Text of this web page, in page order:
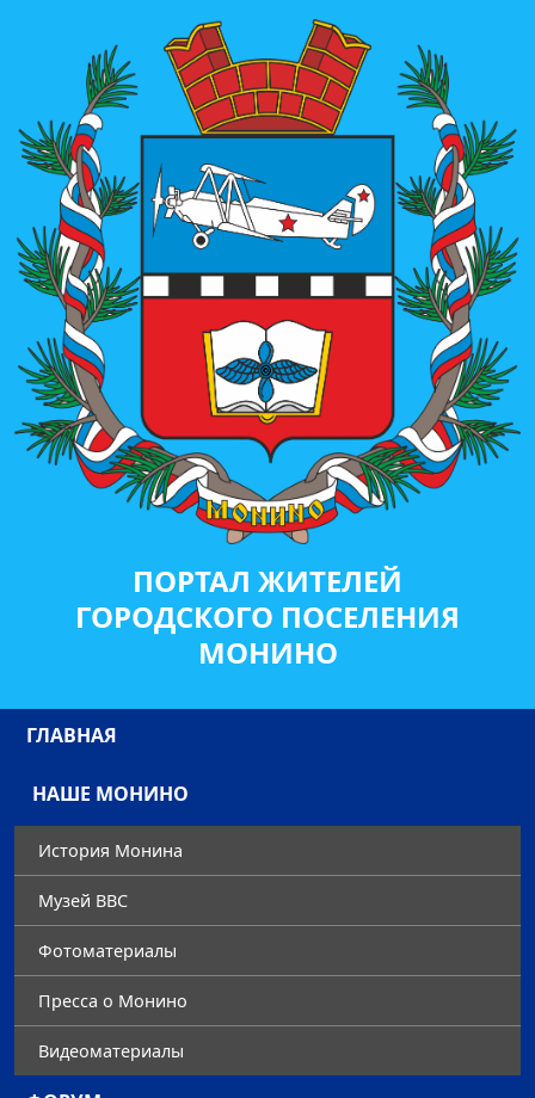
ПОРТАЛ ЖИТЕЛЕЙ
ГОРОДСКОГО ПОСЕЛЕНИЯ
МОНИНО
ГЛАВНАЯ
НАШЕ МОНИНО
История Монина
Музей ВВС
Фотоматериалы
Преccа о Монино
Видеоматериалы